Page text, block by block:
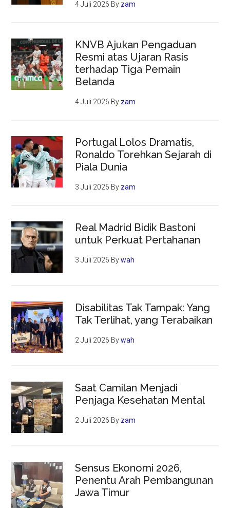
4 Juli 2026 By zam
KNVB Ajukan Pengaduan
Resmi atas Ujaran Rasis
terhadap Tiga Pemain
Belanda
4 Juli 2026 By zam
Portugal Lolos Dramatis,
Ronaldo Torehkan Sejarah di
Piala Dunia
3 Juli 2026 By zam
Real Madrid Bidik Bastoni
untuk Perkuat Pertahanan
3 Juli 2026 Bywah
Disabilitas Tak Tampak: Yang
Tak Terlihat, yang Terabaikan
2 Juli 2026 Bywah
Saat Camilan Menjadi
Penjaga Kesehatan Mental
2 Juli 2026 By zam
Sensus Ekonomi 2026,
Penentu Arah Pembangunan
Jawa Timur